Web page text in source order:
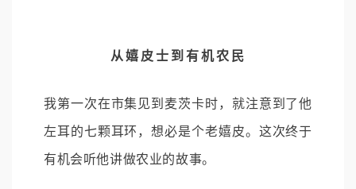
从嬉皮士到有机农民
我第一次在市集见到麦茨卡时，就注意到了他
左耳的七颗耳环，想必是个老嬉皮。这次终于
有机会听他讲做农业的故事。